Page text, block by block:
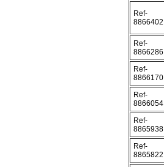
Ref-
8866402
Ref-
8866286
Ref-
8866170
Ref-
8866054
Ref-
8865938
Ref-
8865822